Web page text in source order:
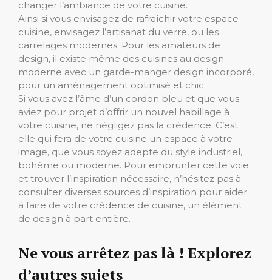
changer l’ambiance de votre cuisine.
Ainsi si vous envisagez de rafraîchir votre espace
cuisine, envisagez l’artisanat du verre, ou les
carrelages modernes. Pour les amateurs de
design, il existe même des cuisines au design
moderne avec un garde-manger design incorporé,
pour un aménagement optimisé et chic.
Si vous avez l’âme d’un cordon bleu et que vous
aviez pour projet d’offrir un nouvel habillage à
votre cuisine, ne négligez pas la crédence. C’est
elle qui fera de votre cuisine un espace à votre
image, que vous soyez adepte du style industriel,
bohème ou moderne. Pour emprunter cette voie
et trouver l’inspiration nécessaire, n’hésitez pas à
consulter diverses sources d’inspiration pour aider
à faire de votre crédence de cuisine, un élément
de design à part entière.
Ne vous arrêtez pas là ! Explorez
d’autres sujets